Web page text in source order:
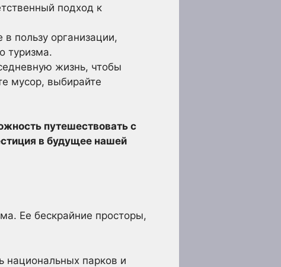
подход к
пользу организации,
туризма.
жизнь, чтобы
мусор, выбирайте
путешествовать с
в будущее нашей
Ее бескрайние просторы,
национальных парков и